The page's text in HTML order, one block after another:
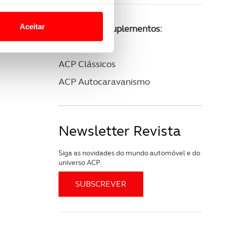
lhe proporcionar
de análise, com parceiros
com o seu
sua experiência de
Aceitar
Consulte os suplementos:
ACP Clássicos
ACP Autocaravanismo
Newsletter Revista
Siga as novidades do mundo automóvel e do
universo ACP.